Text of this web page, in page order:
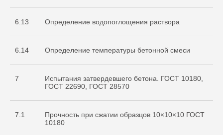
6.13 Определение водопоглощения раствора
6.14 Определение температуры бетонной смеси
7
Испытания затвердевшего бетона. ГОСТ 10180,
ГОСТ 22690, ГОСТ 28570
7.1
Прочность при сжатии образцов 10×10×10 ГОСТ
10180
info@sdo-eng.ru
+7 999 996 42 12